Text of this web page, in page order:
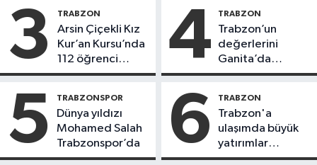
3 TRABZON
Arsin Çiçekli Kız
Kur’an Kursu’nda
112 öğrenci
icazet aldı
4 TRABZON
Trabzon’un
değerlerini
Ganita’da
yaşatıyoruz
5 TRABZONSPOR
Dünya yıldızı
Mohamed Salah
Trabzonspor’da
6 TRABZON
Trabzon'a
ulaşımda büyük
yatırımlar
yapılıyor